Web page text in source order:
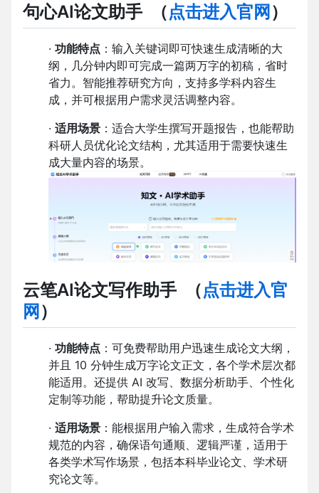
句心AI论文助手 （点击进入官网）
· 功能特点 ：输入关键词即可快速生成清晰的大
纲，几分钟内即可完成一篇两万字的初稿，省时
省力。智能推荐研究方向，支持多学科内容生
成，并可根据用户需求灵活调整内容。
· 适用场景 ：适合大学生撰写开题报告，也能帮助
科研人员优化论文结构，尤其适用于需要快速生
成大量内容的场景。
云笔AI论文写作助手 （点击进入官
网 ）
· 功能特点 ：可免费帮助用户迅速生成论文大纲，
并且 10 分钟生成万字论文正文，各个学术层次都
能适用。还提供 AI 改写、数据分析助手、个性化
定制等功能，帮助提升论文质量。
· 适用场景 ：能根据用户输入需求，生成符合学术
规范的内容，确保语句通顺、逻辑严谨，适用于
各类学术写作场景，包括本科毕业论文、学术研
究论文等。